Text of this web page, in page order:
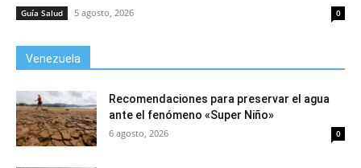
Guía Salud 5 agosto, 2026 0
Venezuela
Recomendaciones para preservar el agua
ante el fenómeno «Super Niño»
6 agosto, 2026 0